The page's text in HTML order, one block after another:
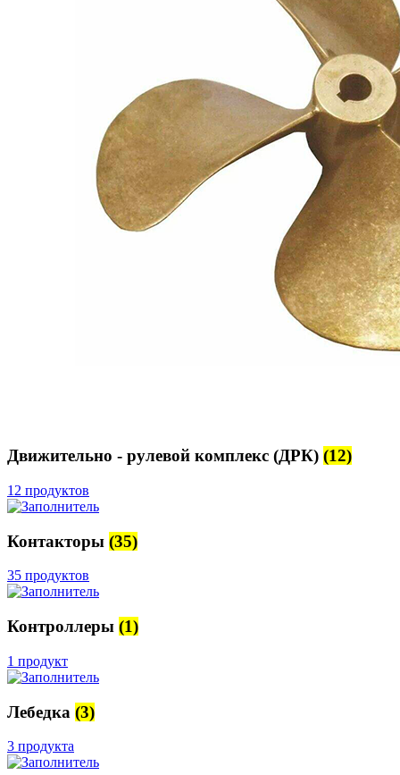
Движительно - рулевой комплекс (ДРК) (12)
12 продуктов
Контакторы (35)
35 продуктов
Контроллеры (1)
1 продукт
Лебедка (3)
3 продукта